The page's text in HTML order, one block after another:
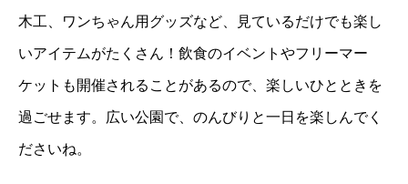
木工、ワンちゃん用グッズなど、見ているだけでも楽し
いアイテムがたくさん！飲食のイベントやフリーマー
ケットも開催されることがあるので、楽しいひとときを
過ごせます。広い公園で、のんびりと一日を楽しんでく
ださいね。